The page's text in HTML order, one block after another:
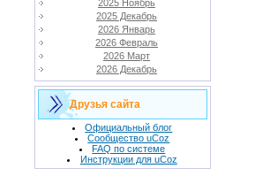
2025 Ноябрь
2025 Декабрь
2026 Январь
2026 Февраль
2026 Март
2026 Декабрь
Друзья сайта
Официальный блог
Сообщество uCoz
FAQ по системе
Инструкции для uCoz